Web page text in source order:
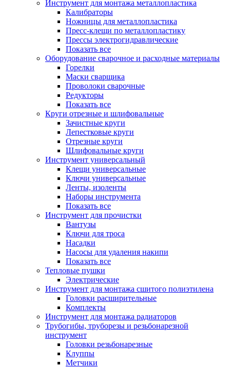
Инструмент для монтажа металлопластика
Калибраторы
Ножницы для металлопластика
Пресс-клещи по металлопластику
Прессы электрогидравлические
Показать все
Оборудование сварочное и расходные материалы
Горелки
Маски сварщика
Проволоки сварочные
Редукторы
Показать все
Круги отрезные и шлифовальные
Зачистные круги
Лепестковые круги
Отрезные круги
Шлифовальные круги
Инструмент универсальный
Клещи универсальные
Ключи универсальные
Ленты, изоленты
Наборы инструмента
Показать все
Инструмент для прочистки
Вантузы
Ключи для троса
Насадки
Насосы для удаления накипи
Показать все
Тепловые пушки
Электрические
Инструмент для монтажа сшитого полиэтилена
Головки расширительные
Комплекты
Инструмент для монтажа радиаторов
Трубогибы, труборезы и резьбонарезной
инструмент
Головки резьбонарезные
Клуппы
Метчики